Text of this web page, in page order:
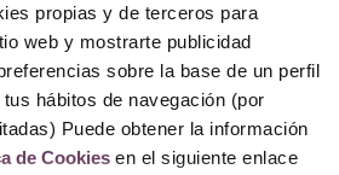
propias y de terceros para
web y mostrarte publicidad
sobre la base de un perfil
hábitos de navegación (por
Puede obtener la información
de Cookiesen el siguiente enlace
un pedido?
de nuestra página web mediante los
de los que disponemos,
713 o a través de nuestro